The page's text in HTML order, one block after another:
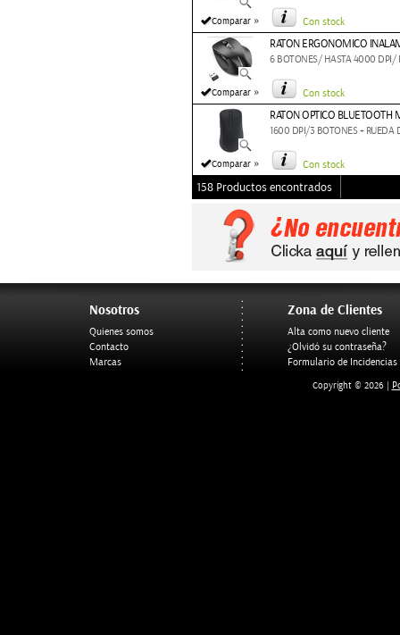
Comparar » Con stock
Comparar »
RATON ERGONOMICO
6 BOTONES/ HASTA 4000 DPI/
Con stock
Comparar »
RATON OPTICO BLUETOOTH
1600 DPI/3 BOTONES + RUEDA
Con stock
158 Productos encontrados
Nosotros
Quienes somos
Contacto
Marcas
Zona de Clientes
Alta como nuevo cliente
¿Olvidó su contraseña?
Formulario de Incidencias
Copyright © 2026 |